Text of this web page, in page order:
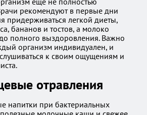
рекомендуют в первые дни
придерживаться легкой диеты,
бананов и тостов, а молоко
полного выздоровления. Важно
организм индивидуален, и
к своим ощущениям и
отравления
напитки при бактериальных